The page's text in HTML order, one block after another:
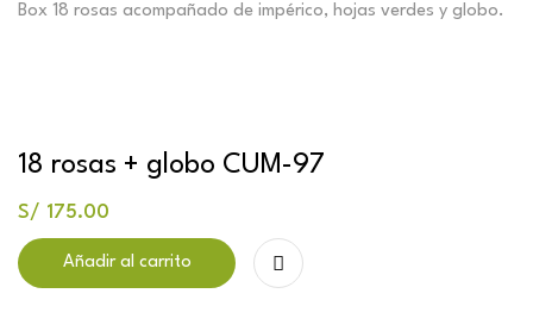
Box 18 rosas acompañado de impérico, hojas verdes y globo.
18 rosas + globo CUM-97
S/ 175.00
Añadir al carrito